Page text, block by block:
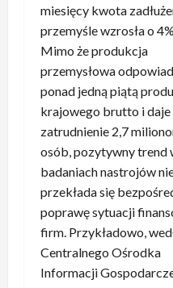
miesięcy kwota
przemyśle wzrosła o
Mimo że produkcja
przemysłowa
ponad jedną piątą
krajowego brutto i daje
zatrudnienie 2,7
osób, pozytywny trend
badaniach nastrojów
przekłada się
poprawę sytuacji
firm. Przykładowo,
Centralnego Ośrodka
Informacji